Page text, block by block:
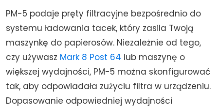
PM-5 podaje pręty filtracyjne bezpośrednio do
systemu ładowania tacek, który zasila Twoją
maszynkę do papierosów. Niezależnie od tego,
czy używasz Mark 8 Post 64 lub maszynę o
większej wydajności, PM-5 można skonfigurować
tak, aby odpowiadała zużyciu filtra w urządzeniu.
Dopasowanie odpowiedniej wydajności